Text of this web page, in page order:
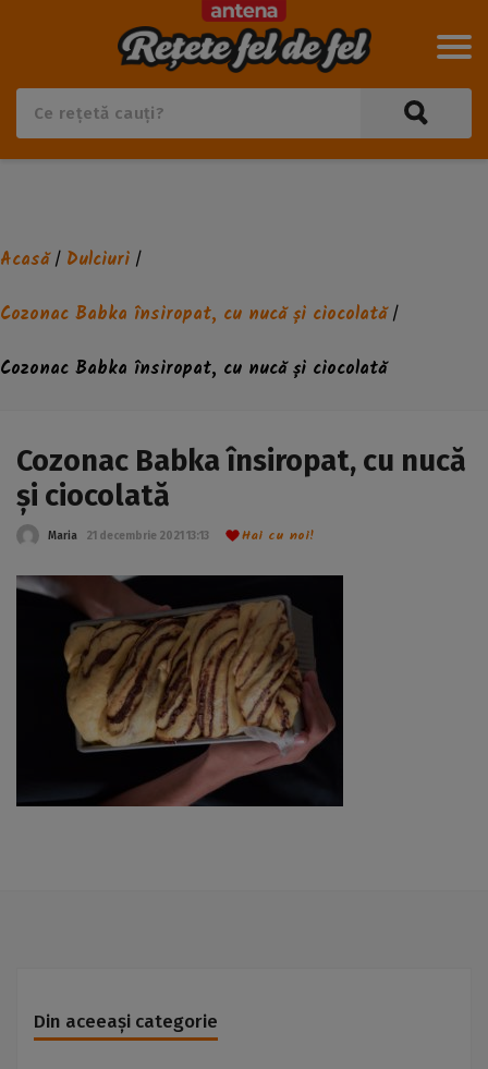
Acasă/ Dulciuri /
Cozonac Babka însiropat, cu nucă și ciocolată/
Cozonac Babka însiropat, cu nucă și ciocolată
Cozonac Babka însiropat, cu nucă
și ciocolată
Maria 21 decembrie 2021 13:13 Hai cu noi!
Din aceeași categorie